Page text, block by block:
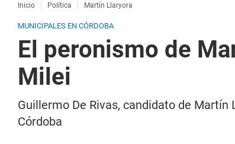
Inicio Política Martín Llaryora
MUNICIPALES EN CÓRDOBA
El peronismo de
Milei
Guillermo De Rivas, candidato de
Córdoba